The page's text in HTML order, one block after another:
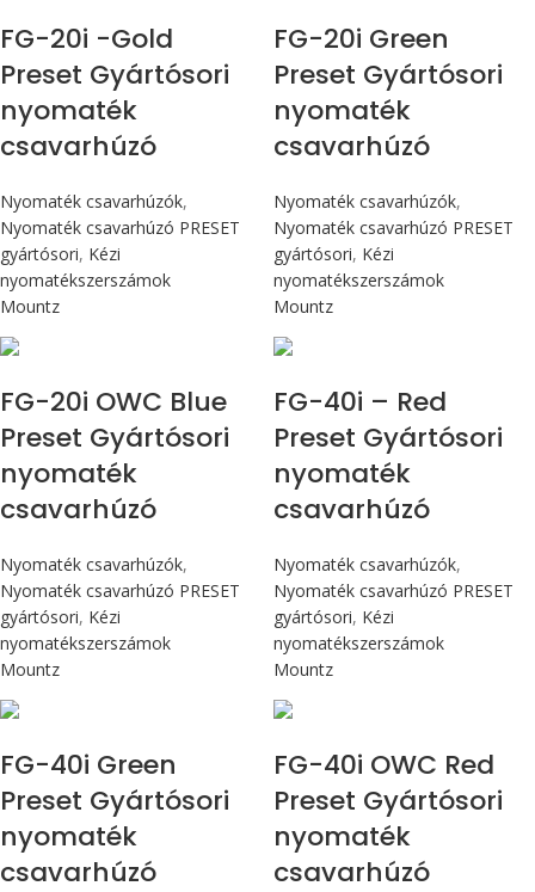
FG-20i -Gold
Preset Gyártósori
nyomaték
csavarhúzó
Nyomaték csavarhúzók,
Nyomaték csavarhúzó PRESET
gyártósori, Kézi
nyomatékszerszámok
Mountz
FG-20i Green
Preset Gyártósori
nyomaték
csavarhúzó
Nyomaték csavarhúzók,
Nyomaték csavarhúzó PRESET
gyártósori, Kézi
nyomatékszerszámok
Mountz
FG-20i OWC Blue
Preset Gyártósori
nyomaték
csavarhúzó
Nyomaték csavarhúzók,
Nyomaték csavarhúzó PRESET
gyártósori, Kézi
nyomatékszerszámok
Mountz
FG-40i – Red
Preset Gyártósori
nyomaték
csavarhúzó
Nyomaték csavarhúzók,
Nyomaték csavarhúzó PRESET
gyártósori, Kézi
nyomatékszerszámok
Mountz
FG-40i Green
Preset Gyártósori
nyomaték
csavarhúzó
FG-40i OWC Red
Preset Gyártósori
nyomaték
csavarhúzó